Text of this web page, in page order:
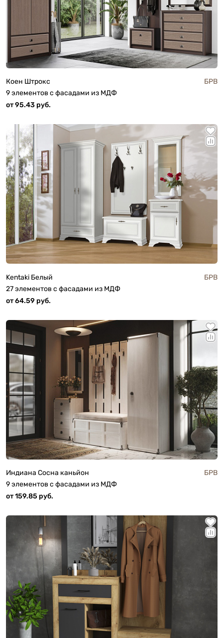
Коен Штрокс
БРВ
9 элементов с фасадами из МДФ
от 95.43 руб.
Kentaki Белый
БРВ
27 элементов с фасадами из МДФ
от 64.59 руб.
Индиана Сосна каньйон
БРВ
9 элементов с фасадами из МДФ
от 159.85 руб.